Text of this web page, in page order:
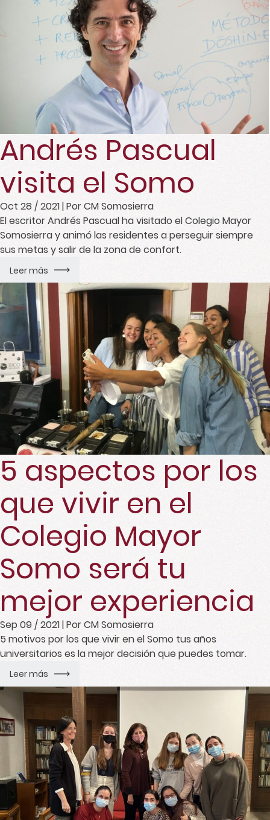
Andrés Pascual
visita el Somo
Oct 28 / 2021| Por CM Somosierra
El escritor Andrés Pascual ha visitado el Colegio Mayor
Somosierra y animó las residentes a perseguir siempre
sus metas y salir de la zona de confort.
Leer más
5 aspectos por los
que vivir en el
Colegio Mayor
Somo será tu
mejor experiencia
Sep 09 / 2021| Por CM Somosierra
5 motivos por los que vivir en el Somo tus años
universitarios es la mejor decisión que puedes tomar.
Leer más